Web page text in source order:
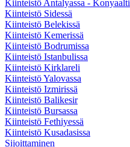
Kiinteistö Antalyassa - Konyaalti
Kiinteistö Sidessä
Kiinteistö Belekissä
Kiinteistö Kemerissä
Kiinteistö Bodrumissa
Kiinteistö Istanbulissa
Kiinteistö Kirklareli
Kiinteistö Yalovassa
Kiinteistö Izmirissä
Kiinteistö Balikesir
Kiinteistö Bursassa
Kiinteistö Fethiyessä
Kiinteistö Kusadasissa
Sijoittaminen